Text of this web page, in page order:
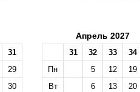
31
29
30
Апрель 2027
31 32 33 34
Пн
5 12 19
Вт
6 13 20